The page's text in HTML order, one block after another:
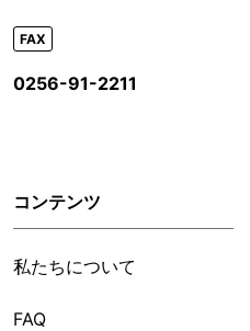
FAX
0256-91-2211
コンテンツ
私たちについて
FAQ